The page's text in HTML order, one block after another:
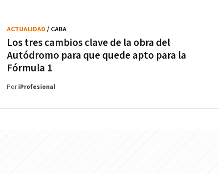
Los tres cambios clave de la obra del
Autódromo para que quede apto para la
Fórmula 1
ACTUALIDAD / CABA
PoriProfesional